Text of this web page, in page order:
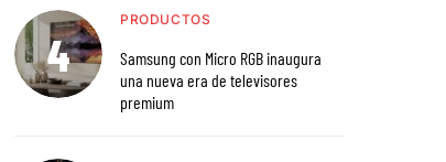
PRODUCTOS
Samsung con Micro RGB inaugura
una nueva era de televisores
premium